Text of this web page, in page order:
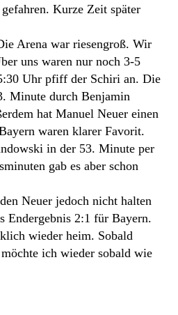
Kurze Zeit später
Arena war riesengroß. Wir
uns waren nur noch 3-5
Uhr pfiff der Schiri an. Die
Minute durch Benjamin
hat Manuel Neuer einen
waren klarer Favorit.
in der 53. Minute per
gab es aber schon
Neuer jedoch nicht halten
Endergebnis 2:1 für Bayern.
wieder heim. Sobald
ich wieder sobald wie